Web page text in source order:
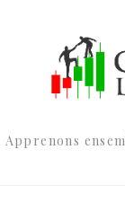
Apprenons